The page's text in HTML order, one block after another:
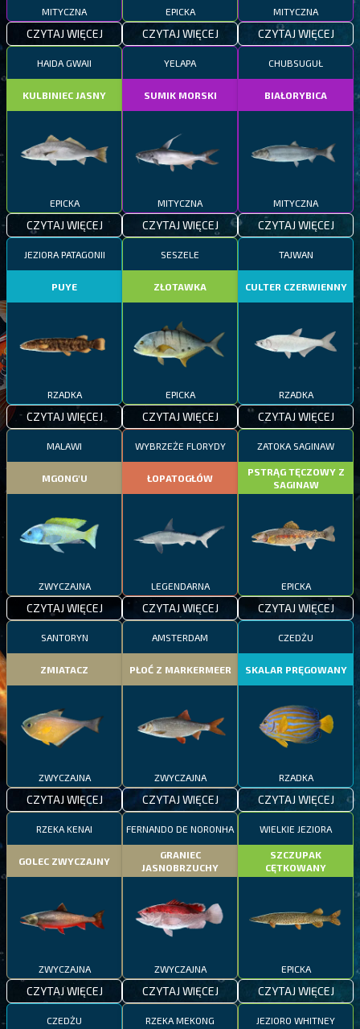
MITYCZNA
CZYTAJ WIĘCEJ
EPICKA
CZYTAJ WIĘCEJ
MITYCZNA
CZYTAJ WIĘCEJ
HAIDA GWAII
KULBINIEC JASNY
EPICKA
CZYTAJ WIĘCEJ
YELAPA
SUMIK MORSKI
MITYCZNA
CZYTAJ WIĘCEJ
CHUBSUGUŁ
BIAŁORYBICA
MITYCZNA
CZYTAJ WIĘCEJ
JEZIORA PATAGONII
PUYE
RZADKA
CZYTAJ WIĘCEJ
SESZELE
ZŁOTAWKA
EPICKA
CZYTAJ WIĘCEJ
TAJWAN
CULTER CZERWIENNY
RZADKA
CZYTAJ WIĘCEJ
MALAWI
MGONG'U
ZWYCZAJNA
CZYTAJ WIĘCEJ
WYBRZEŻE FLORYDY
ŁOPATOGŁÓW
LEGENDARNA
CZYTAJ WIĘCEJ
ZATOKA SAGINAW
PSTRĄG TĘCZOWY Z
SAGINAW
EPICKA
CZYTAJ WIĘCEJ
SANTORYN
ZMIATACZ
ZWYCZAJNA
CZYTAJ WIĘCEJ
AMSTERDAM
PŁOĆ Z MARKERMEER
ZWYCZAJNA
CZYTAJ WIĘCEJ
CZEDŻU
SKALAR PRĘGOWANY
RZADKA
CZYTAJ WIĘCEJ
RZEKA KENAI
GOLEC ZWYCZAJNY
ZWYCZAJNA
CZYTAJ WIĘCEJ
FERNANDO DE NORONHA
GRANIEC
JASNOBRZUCHY
ZWYCZAJNA
CZYTAJ WIĘCEJ
WIELKIE JEZIORA
SZCZUPAK
CĘTKOWANY
EPICKA
CZYTAJ WIĘCEJ
CZEDŻU RZEKA MEKONG JEZIORO WHITNEY